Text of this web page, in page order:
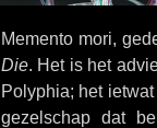
Memento mori,
Die. Het is het
Polyphia; het
gezelschap dat